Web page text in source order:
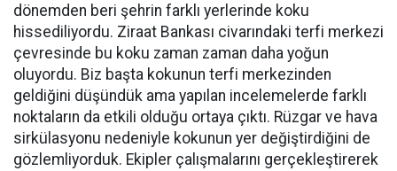
dönemden beri şehrin farklı yerlerinde koku
hissediliyordu. Ziraat Bankası civarındaki terfi merkezi
çevresinde bu koku zaman zaman daha yoğun
oluyordu. Biz başta kokunun terfi merkezinden
geldiğini düşündük ama yapılan incelemelerde farklı
noktaların da etkili olduğu ortaya çıktı. Rüzgar ve hava
sirkülasyonu nedeniyle kokunun yer değiştirdiğini de
gözlemliyorduk. Ekipler çalışmalarını gerçekleştirerek